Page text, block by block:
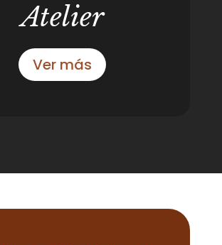
Atelier
Ver más